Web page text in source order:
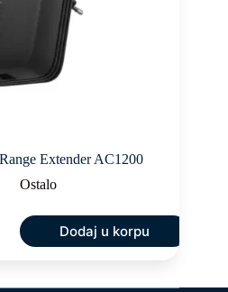
Extender AC1200
Ostalo
Dodaj u korpu